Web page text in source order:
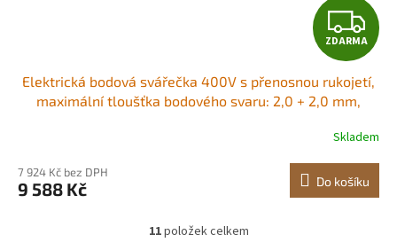
Z
D
A
R
M
A
ZDARMA
Elektrická bodová svářečka 400V s přenosnou rukojetí,
maximální tloušťka bodového svaru: 2,0 + 2,0 mm,
Skladem
7 924 Kč bez DPH
9 588 Kč Do košíku
O
11položek celkem